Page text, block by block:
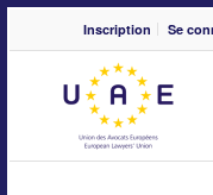
Inscription Se